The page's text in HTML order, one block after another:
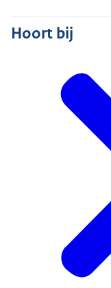
Hoort bij